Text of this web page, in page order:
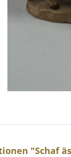
"Schaf